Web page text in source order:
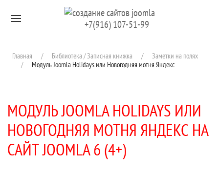
Перейти к содержимому+7(916) 107-51-99
Главная Библиотека / Записная книжка
Заметки на полях
Модуль Joomla Holidays или Новогодняя мотня Яндекс
МОДУЛЬ JOOMLA HOLIDAYS ИЛИ
НОВОГОДНЯЯ МОТНЯ ЯНДЕКС НА
САЙТ JOOMLA 6 (4+)